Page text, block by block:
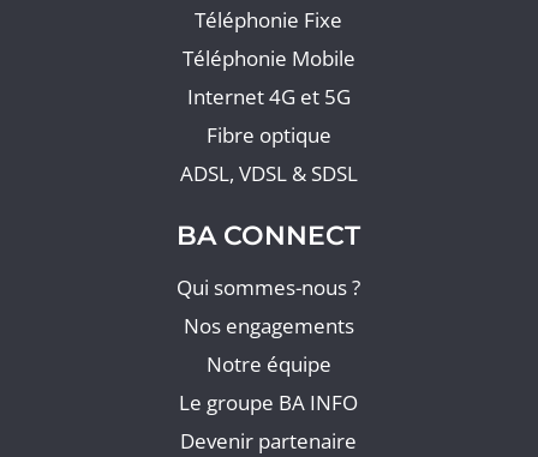
Téléphonie Fixe
Téléphonie Mobile
Internet 4G et 5G
Fibre optique
ADSL, VDSL & SDSL
BA CONNECT
Qui sommes-nous ?
Nos engagements
Notre équipe
Le groupe BA INFO
Devenir partenaire